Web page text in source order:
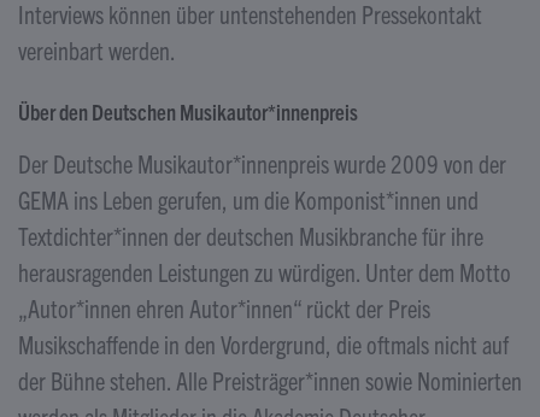
Interviews können über untenstehenden Pressekontakt
vereinbart werden.
Über den Deutschen Musikautor*innenpreis
Der Deutsche Musikautor*innenpreis wurde 2009 von der
GEMA ins Leben gerufen, um die Komponist*innen und
Textdichter*innen der deutschen Musikbranche für ihre
herausragenden Leistungen zu würdigen. Unter dem Motto
„Autor*innen ehren Autor*innen“ rückt der Preis
Musikschaffende in den Vordergrund, die oftmals nicht auf
der Bühne stehen. Alle Preisträger*innen sowie Nominierten